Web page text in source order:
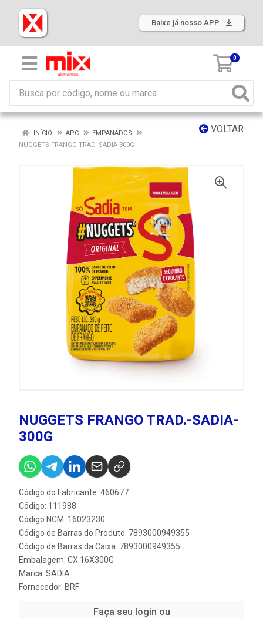
Baixe já nosso APP
0
VOLTAR
INÍCIO APC
EMPANADOS
NUGGETS FRANGO TRAD.-SADIA-300G
NUGGETS FRANGO TRAD.-SADIA-
300G
Código do Fabricante: 460677
Código: 111988
Código NCM: 16023230
Código de Barras do Produto: 7893000949355
Código de Barras da Caixa: 7893000949355
Embalagem: CX.16X300G
Marca: SADIA
Fornecedor: BRF
Faça seu login ou